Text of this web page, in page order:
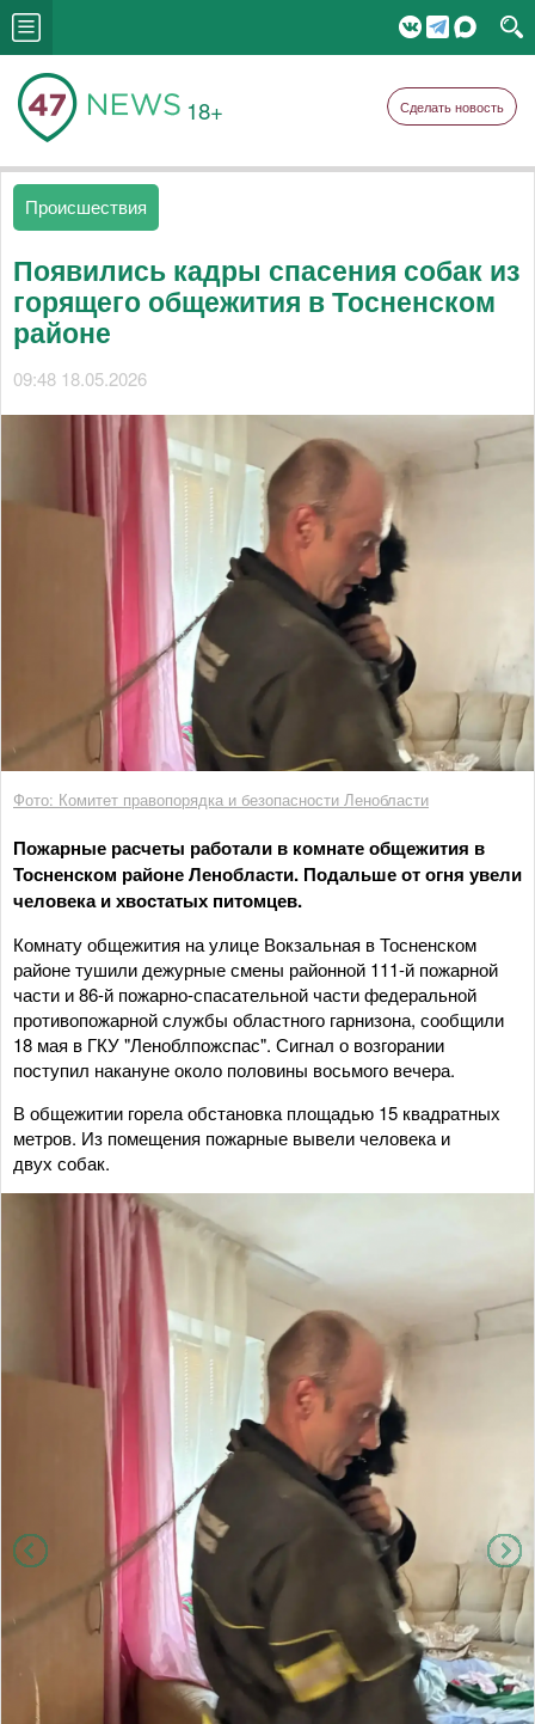
18+ Сделать новость
Происшествия
Появились кадры спасения собак из
горящего общежития в Тосненском
районе
09:48 18.05.2026
Фото: Комитет правопорядка и безопасности Ленобласти
Пожарные расчеты работали в комнате общежития в
Тосненском районе Ленобласти. Подальше от огня увели
человека и хвостатых питомцев.
Комнату общежития на улице Вокзальная в Тосненском
районе тушили дежурные смены районной 111-й пожарной
части и 86-й пожарно-спасательной части федеральной
противопожарной службы областного гарнизона, сообщили
18 мая в ГКУ "Леноблпожспас". Сигнал о возгорании
поступил накануне около половины восьмого вечера.
В общежитии горела обстановка площадью 15 квадратных
метров. Из помещения пожарные вывели человека и
двух собак.